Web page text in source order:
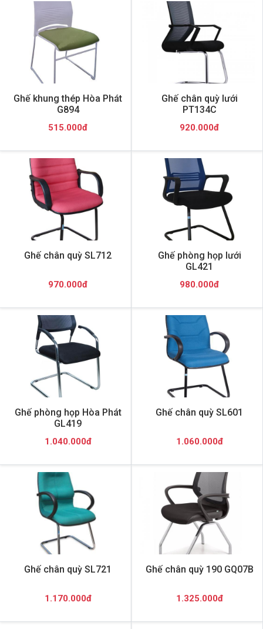
Ghế khung thép Hòa Phát
G894
515.000đ
Ghế chân quỳ lưới
PT134C
920.000đ
Ghế chân quỳ SL712
970.000đ
Ghế phòng họp lưới
GL421
980.000đ
Ghế phòng họp Hòa Phát
GL419
1.040.000đ
Ghế chân quỳ SL601
1.060.000đ
Ghế chân quỳ SL721
1.170.000đ
Ghế chân quỳ 190 GQ07B
1.325.000đ